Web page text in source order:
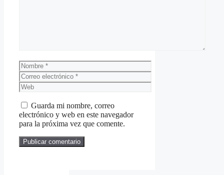
Nombre
Correo
electrónico
Web
Guarda mi nombre, correo
electrónico y web en este navegador
para la próxima vez que comente.